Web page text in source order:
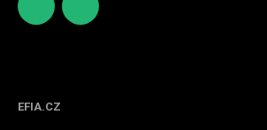
om/sc
EFIA.CZ